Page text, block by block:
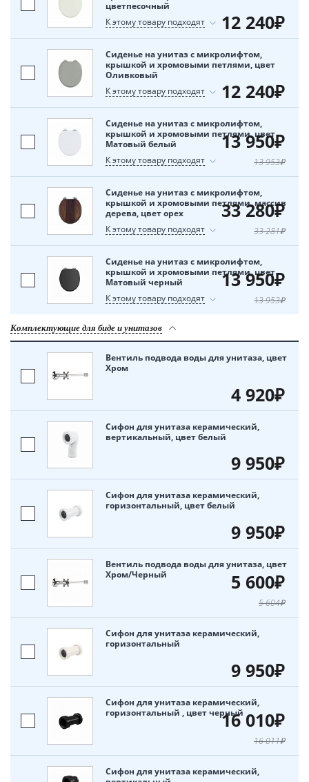
цветпесочный
К этому товару подходят
12 240₽
Сиденье на унитаз с микролифтом,
крышкой и хромовыми петлями, цвет
Оливковый
К этому товару подходят
12 240₽
Сиденье на унитаз с микролифтом,
крышкой и хромовыми петлями, цвет
Матовый белый
К этому товару подходят
13 950₽
13 953₽
Сиденье на унитаз с микролифтом,
крышкой и хромовыми петлями, массив
дерева, цвет орех
К этому товару подходят
33 280₽
33 281₽
Сиденье на унитаз с микролифтом,
крышкой и хромовыми петлями, цвет
Матовый черный
К этому товару подходят
13 950₽
13 953₽
Комплектующие для биде и унитазов
Вентиль подвода воды для унитаза, цвет
Хром
4 920₽
Сифон для унитаза керамический,
вертикальный, цвет белый
9 950₽
Сифон для унитаза керамический,
горизонтальный, цвет белый
9 950₽
Вентиль подвода воды для унитаза, цвет
Хром/Черный
5 600₽
5 604₽
Сифон для унитаза керамический,
горизонтальный
9 950₽
Сифон для унитаза керамический,
горизонтальный , цвет черный16 010₽
16 011₽
Сифон для унитаза керамический,